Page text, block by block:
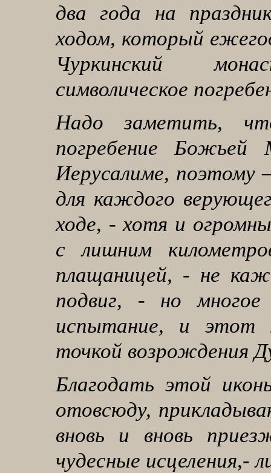
два года на
ходом, который
Чуркинский
символическое
Надо заметить,
погребение
Иерусалиме, поэтому
для каждого
ходе, - хотя и
с лишним
плащаницей, - не
подвиг, - но
испытание, и этот
точкой возрождения
Благодать этой
отовсюду,
вновь и вновь
чудесные исцеления,-